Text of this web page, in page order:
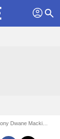
profil search
Mackie - aka Anthony Mackie